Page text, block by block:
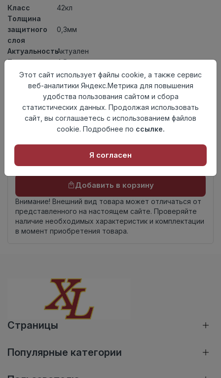
Класс
42кл
Толщина
защитного
слоя
0,3мм
АктуальностьАктуален
Толщина
4,5мм
Размер
доски
640x128мм
Теплый пол
до +27 градусов
Способ
укладки
Замковый метод
4V
происхождения
Китай
Осталось137 упак
Добавить в корзину
Внимание! Внешний вид товара может отличаться от
представленного на настоящем сайте. Проверяйте
наличие необходимых характеристик и комплектации
в момент приобретения товара.
Страницы
Популярные категории
Этот сайт использует файлы cookie, а также сервис
веб-аналитики Яндекс.Метрика для повышения
удобства пользования сайтом и сбора
статистических данных. Продолжая использовать
сайт, вы соглашаетесь с использованием файлов
cookie. Подробнее по ссылке.
Я согласен